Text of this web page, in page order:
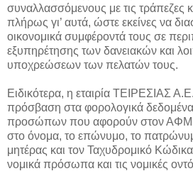
συναλλασσόμενους με τις τράπεζες
πλήρως γι’ αυτά, ώστε εκείνες να
οικονομικά συμφέροντά τους σε
εξυπηρέτησης των δανειακών και
υποχρεώσεων των πελατών τους.
Ειδικότερα, η εταιρία ΤΕΙΡΕΣΙΑΣ
πρόσβαση στα φορολογικά
προσώπων που αφορούν στον ΑΦΜ,
στο όνομα, το επώνυμο, το
μητέρας και τον Ταχυδρομικό Κώδικα
νομικά πρόσωπα και τις νομικές